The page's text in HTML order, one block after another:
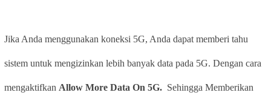
Jika Anda menggunakan koneksi 5G, Anda dapat memberi tahu
sistem untuk mengizinkan lebih banyak data pada 5G. Dengan cara
mengaktifkan Allow More Data On 5G. Sehingga Memberikan